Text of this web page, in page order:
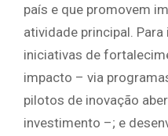
país e que promovem
atividade principal.
iniciativas de
impacto – via
pilotos de inovação
investimento –; e